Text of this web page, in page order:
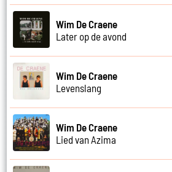
Wim De Craene
Later op de avond
Wim De Craene
Levenslang
Wim De Craene
Lied van Azima